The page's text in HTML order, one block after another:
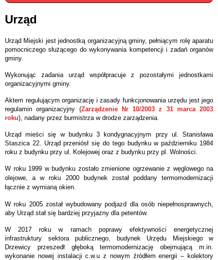
Urząd
Urząd Miejski jest jednostką organizacyjną gminy, pełniącym rolę aparatu
pomocniczego służącego do wykonywania kompetencji i zadań organów
gminy.
Wykonując zadania urząd współpracuje z pozostałymi jednostkami
organizacyjnymi gminy.
Aktem regulującym organizację i zasady funkcjonowania urzędu jest jego
regulamin organizacyjny (Zarządzenie Nr 10/2003 z 31 marca 2003
roku), nadany przez burmistrza w drodze zarządzenia.
Urząd mieści się w budynku 3 kondygnacyjnym przy ul. Stanisława
Staszica 22. Urząd przeniósł się do tego budynku w październiku 1984
roku z budynku przy ul. Kolejowej oraz z budynku przy pl. Wolności.
W roku 1999 w budynku zostało zmienione ogrzewanie z węglowego na
olejowe, a w roku 2000 budynek został poddany termomodernizacji
łącznie z wymianą okien.
W roku 2005 został wybudowany podjazd dla osób niepełnosprawnych,
aby Urząd stał się bardziej przyjazny dla petentów.
W 2017 roku w ramach poprawy efektywności energetycznej
infrastruktury sektora publicznego, budynek Urzędu Miejskiego w
Drzewicy przeszedł głęboką termomodernizację obejmującą m.in.
wykonanie nowej instalacji c.w.u z nowym źródłem energii – kolektory